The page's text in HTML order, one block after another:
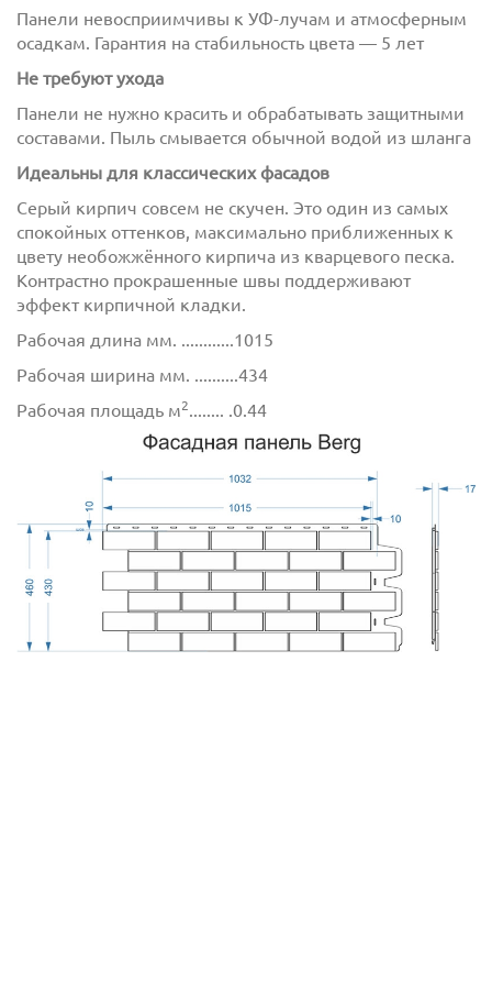
Отправить
Панели невосприимчивы к УФ-лучам и атмосферным
осадкам. Гарантия на стабильность цвета — 5 лет
Не требуют ухода
Панели не нужно красить и обрабатывать защитными
составами. Пыль смывается обычной водой из шланга
Идеальны для классических фасадов
Серый кирпич совсем не скучен. Это один из самых
спокойных оттенков, максимально приближенных к
цвету необожжённого кирпича из кварцевого песка.
Контрастно прокрашенные швы поддерживают
эффект кирпичной кладки.
Рабочая длина мм. ............1015
Рабочая ширина мм. ..........434
Рабочая площадь м2........ .0.44